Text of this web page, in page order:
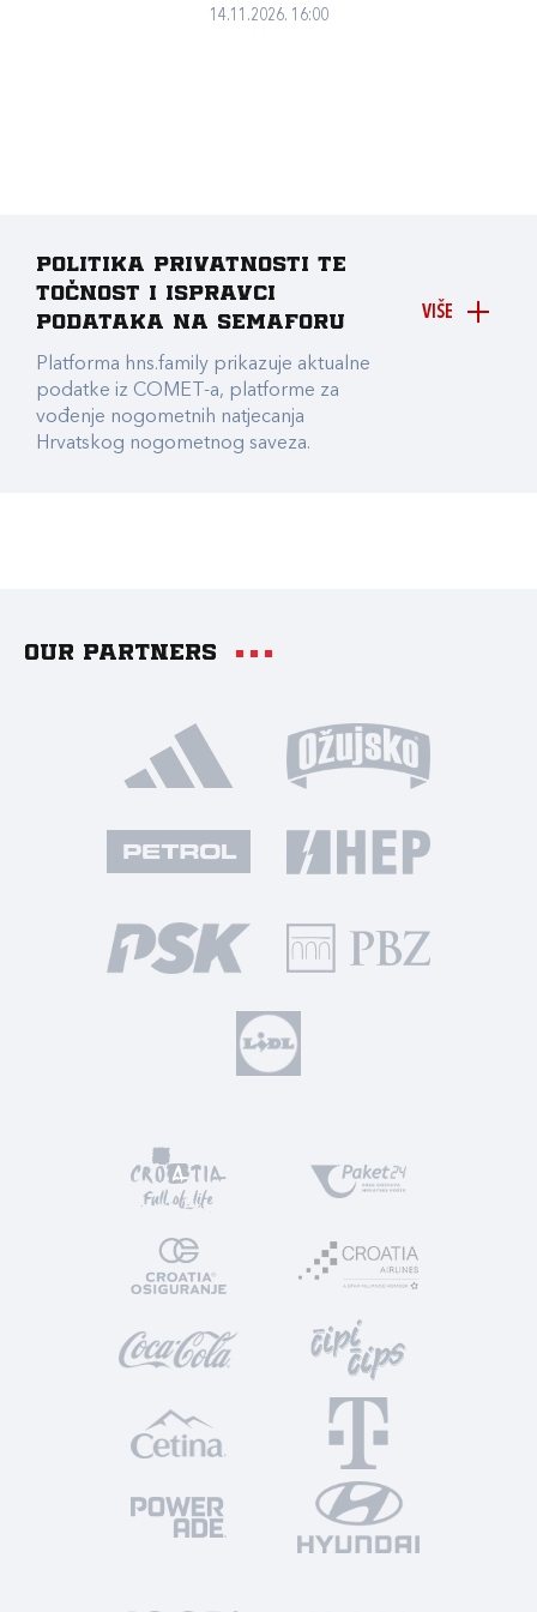
14.11.2026. 16:00
VIŠE
Politika privatnosti te
točnost i ispravci
podataka na Semaforu
Platforma hns.family prikazuje aktualne
podatke iz COMET-a, platforme za
vođenje nogometnih natjecanja
Hrvatskog nogometnog saveza.
Our partners